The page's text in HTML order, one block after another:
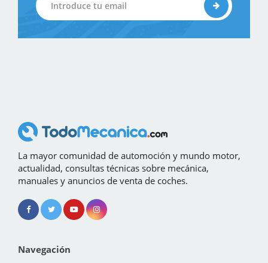
La mayor comunidad de automoción y mundo motor,
actualidad, consultas técnicas sobre mecánica,
manuales y anuncios de venta de coches.
Navegación